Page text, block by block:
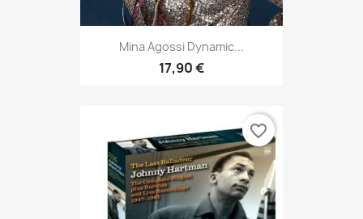
Mina Agossi Dynamic...
17,90 €
favorite_border